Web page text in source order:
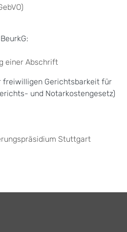
einer Abschrift
freiwilligen Gerichtsbarkeit für
und Notarkostengesetz)
Stuttgart